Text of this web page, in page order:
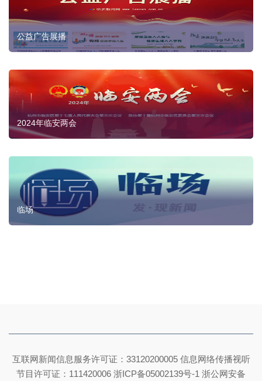
公益广告展播
2024年临安两会
临场
互联网新闻信息服务许可证：33120200005 信息网络传播视听
节目许可证：111420006 浙ICP备05002139号-1 浙公网安备